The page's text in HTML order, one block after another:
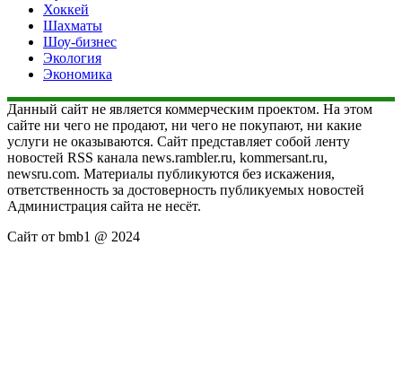
Хоккей
Шахматы
Шоу-бизнес
Экология
Экономика
Данный сайт не является коммерческим проектом. На этом
сайте ни чего не продают, ни чего не покупают, ни какие
услуги не оказываются. Сайт представляет собой ленту
новостей RSS канала news.rambler.ru, kommersant.ru,
newsru.com. Материалы публикуются без искажения,
ответственность за достоверность публикуемых новостей
Администрация сайта не несёт.
Сайт от bmb1 @ 2024